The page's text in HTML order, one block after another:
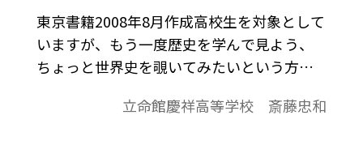
東京書籍2008年8月作成高校生を対象として
いますが、もう一度歴史を学んで見よう、
ちょっと世界史を覗いてみたいという方に
たい」と思う生徒が「しっかり」学びうる
立命館慶祥高等学校 斎藤忠和